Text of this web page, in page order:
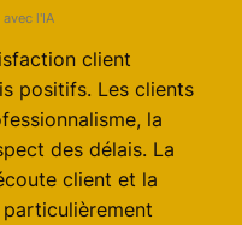
l'IA
client
positifs. Les clients
la
des délais. La
client et la